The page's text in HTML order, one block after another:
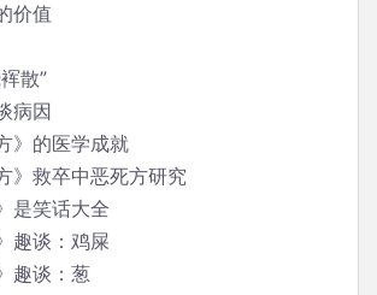
价值
散”
病因
》的医学成就
》救卒中恶死方研究
是笑话大全
趣谈：鸡屎
趣谈：葱